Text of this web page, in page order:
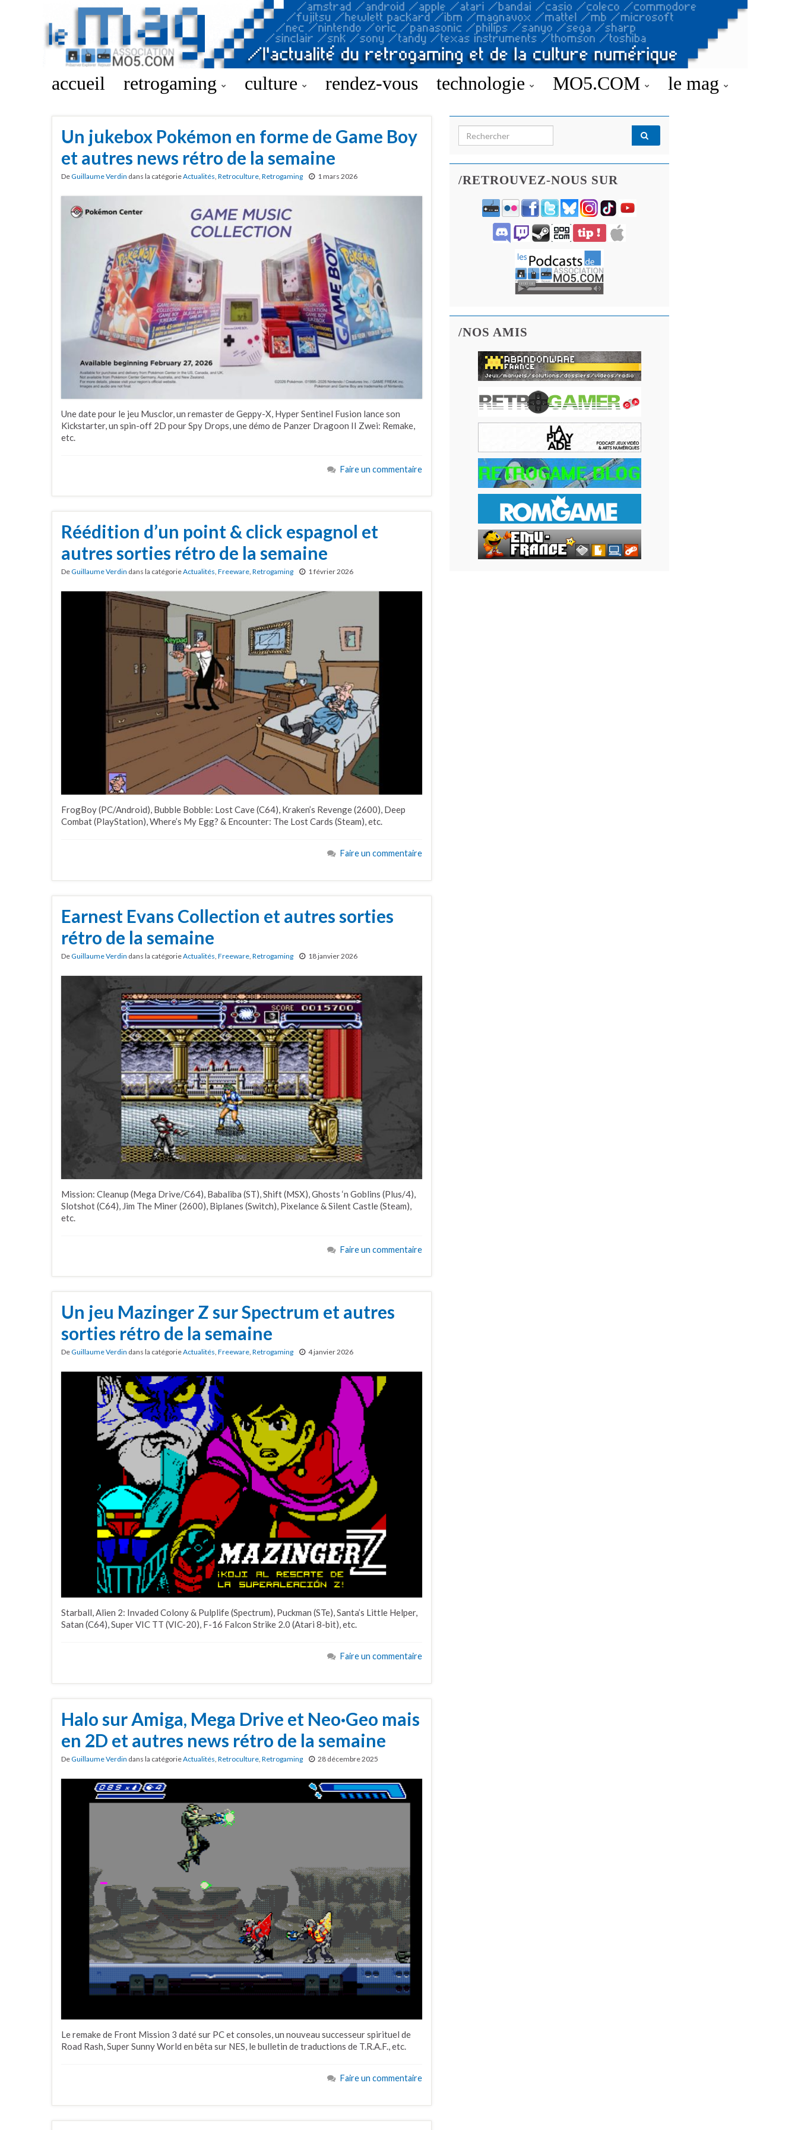
accueil retrogaming culture rendez-vous technologie MO5.COM le mag
Un jukebox Pokémon en forme de Game Boy
et autres news rétro de la semaine
DeGuillaume Verdin dans la catégorieActualités, Retroculture, Retrogaming 1 mars 2026
Une date pour le jeu Musclor, un remaster de Geppy-X, Hyper Sentinel Fusion lance son
Kickstarter, un spin-off 2D pour Spy Drops, une démo de Panzer Dragoon II Zwei: Remake,
etc.
Faire un commentaire
Réédition d’un point & click espagnol et
autres sorties rétro de la semaine
DeGuillaume Verdin dans la catégorieActualités, Freeware, Retrogaming 1 février 2026
FrogBoy (PC/Android), Bubble Bobble: Lost Cave (C64), Kraken’s Revenge (2600), Deep
Combat (PlayStation), Where’s My Egg? & Encounter: The Lost Cards (Steam), etc.
Faire un commentaire
Earnest Evans Collection et autres sorties
rétro de la semaine
DeGuillaume Verdin dans la catégorieActualités Freeware Retrogaming 18 janvier 2026
Mission: Cleanup (Mega Drive/C64), Babaliba (ST), Shift (MSX), Ghosts ‘n Goblins (Plus/4),
Slotshot (C64), Jim The Miner (2600), Biplanes (Switch), Pixelance & Silent Castle (Steam),
etc.
Faire un commentaire
Un jeu Mazinger Z sur Spectrum et autres
sorties rétro de la semaine
DeGuillaume Verdin dans la catégorieActualités, Freeware, Retrogaming 4 janvier 2026
Starball, Alien 2: Invaded Colony & Pulplife (Spectrum), Puckman (STe), Santa’s Little Helper,
Satan (C64), Super VIC TT (VIC-20), F-16 Falcon Strike 2.0 (Atari 8-bit), etc.
Faire un commentaire
Halo sur Amiga, Mega Drive et Neo·Geo mais
en 2D et autres news rétro de la semaine
DeGuillaume Verdin dans la catégorieActualités Retroculture Retrogaming 28 décembre 2025
Le remake de Front Mission 3 daté sur PC et consoles, un nouveau successeur spirituel de
Road Rash, Super Sunny World en bêta sur NES, le bulletin de traductions de T.R.A.F., etc.
Faire un commentaire
Search for:
/RETROUVEZ-NOUS SUR
/NOS AMIS